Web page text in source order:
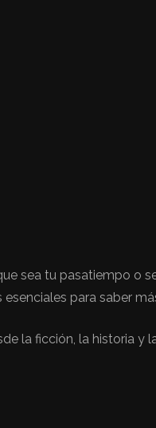
sea tu pasatiempo o
para saber
la ficción, la historia y